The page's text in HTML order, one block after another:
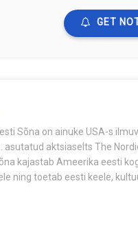
GET
Sõna on ainuke USA-s
asutatud aktsiaselts The
kajastab Ameerika eesti
ning toetab eesti keele,